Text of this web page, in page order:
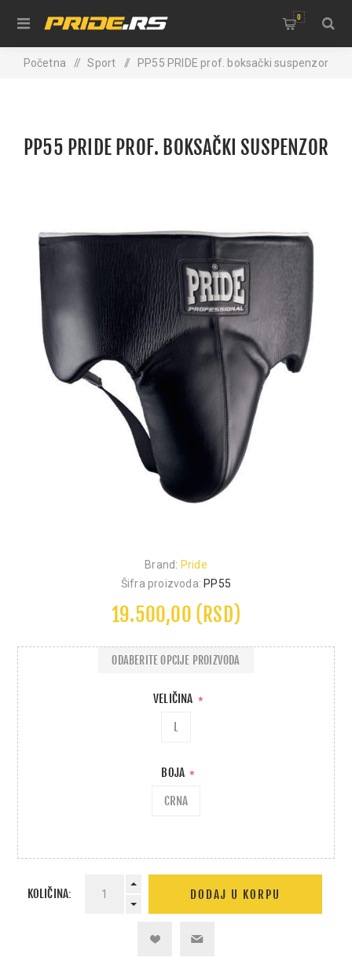
0
Početna / Sport / PP55 PRIDE prof. boksački suspenzor
PP55 PRIDE PROF. BOKSAČKI SUSPENZOR
Brand: Pride
Šifra proizvoda: PP55
19.500,00 (RSD)
VELIČINA *
L
BOJA *
CRNA
ODABERITE OPCIJE PROIZVODA
KOLIČINA: